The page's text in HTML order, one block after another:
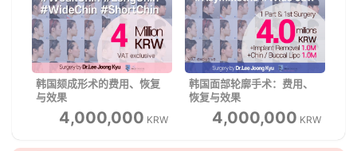
韩国颏成形术的费用、恢复
与效果
4,000,000 KRW
韩国面部轮廓手术：费用、
恢复与效果
4,000,000 KRW